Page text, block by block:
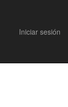
Iniciar sesión